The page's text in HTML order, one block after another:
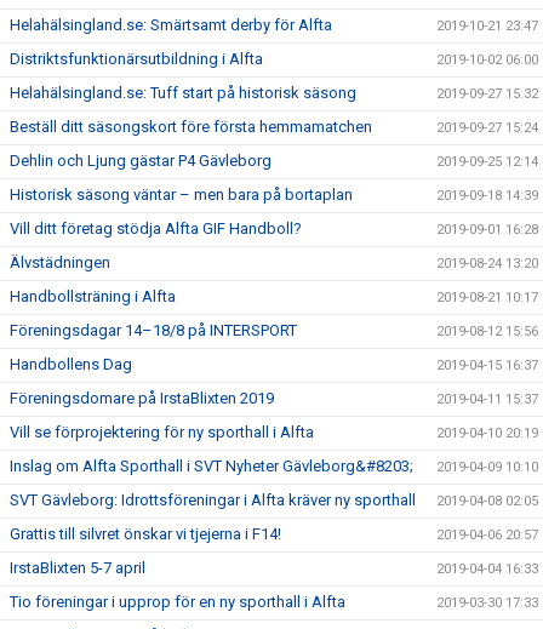
Helahälsingland.se: Smärtsamt derby för Alfta 2019-10-21 23:47
Distriktsfunktionärsutbildning i Alfta 2019-10-02 06:00
Helahälsingland.se: Tuff start på historisk säsong 2019-09-27 15:32
Beställ ditt säsongskort före första hemmamatchen 2019-09-27 15:24
Dehlin och Ljung gästar P4 Gävleborg 2019-09-25 12:14
Historisk säsong väntar – men bara på bortaplan 2019-09-18 14:39
Vill ditt företag stödja Alfta GIF Handboll? 2019-09-01 16:28
Älvstädningen 2019-08-24 13:20
Handbollsträning i Alfta 2019-08-21 10:17
Föreningsdagar 14–18/8 på INTERSPORT 2019-08-12 15:56
Handbollens Dag 2019-04-15 16:37
Föreningsdomare på IrstaBlixten 2019 2019-04-11 15:37
Vill se förprojektering för ny sporthall i Alfta 2019-04-10 20:19
Inslag om Alfta Sporthall i SVT Nyheter Gävleborg&#8203; 2019-04-09 10:10
SVT Gävleborg: Idrottsföreningar i Alfta kräver ny sporthall 2019-04-08 02:05
Grattis till silvret önskar vi tjejerna i F14! 2019-04-06 20:57
IrstaBlixten 5-7 april 2019-04-04 16:33
Tio föreningar i upprop för en ny sporthall i Alfta 2019-03-30 17:33